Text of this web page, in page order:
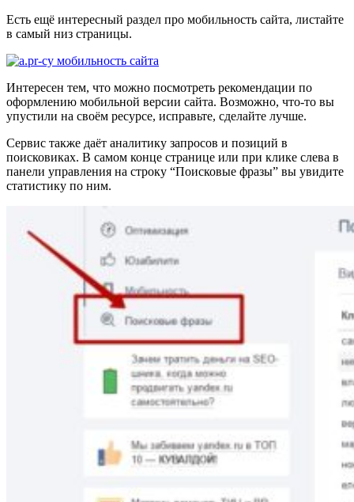
Есть ещё интересный раздел про мобильность сайта, листайте
в самый низ страницы.
Интересен тем, что можно посмотреть рекомендации по
оформлению мобильной версии сайта. Возможно, что-то вы
упустили на своём ресурсе, исправьте, сделайте лучше.
Сервис также даёт аналитику запросов и позиций в
поисковиках. В самом конце странице или при клике слева в
панели управления на строку “Поисковые фразы” вы увидите
статистику по ним.